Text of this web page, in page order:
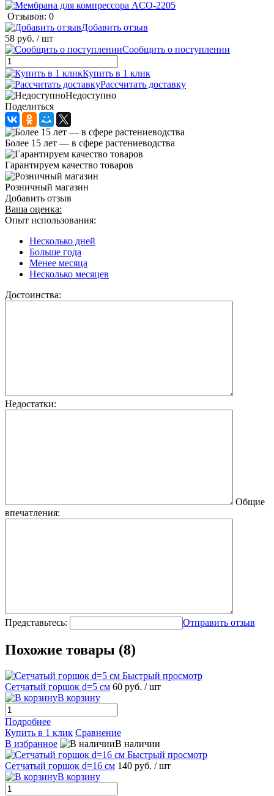
Отзывов: 0
Добавить отзыв
58 руб. / шт
Сообщить о поступлении
Купить в 1 клик
Рассчитать доставку
Недоступно
Поделиться
Более 15 лет — в сфере растениеводства
Гарантируем качество товаров
Розничный магазин
Добавить отзыв
Ваша оценка:
Опыт использования:
Несколько дней
Больше года
Менее месяца
Несколько месяцев
Достоинства:
Недостатки:
Общие
впечатления:
Представьтесь: Отправить отзыв
Похожие товары (8)
Быстрый просмотр
Сетчатый горшок d=5 см 60 руб. / шт
В корзину
Подробнее
Купить в 1 клик Сравнение
В избранное
В наличии
Быстрый просмотр
Сетчатый горшок d=16 см 140 руб. / шт
В корзину